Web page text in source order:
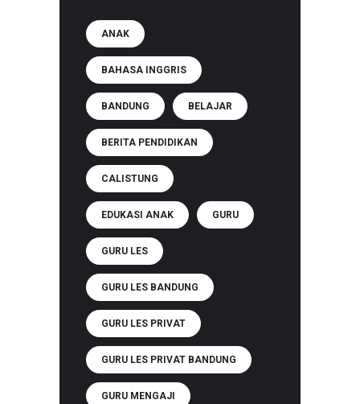
ANAK
BAHASA INGGRIS
BANDUNG BELAJAR
BERITA PENDIDIKAN
CALISTUNG
EDUKASI ANAK GURU
GURU LES
GURU LES BANDUNG
GURU LES PRIVAT
GURU LES PRIVAT BANDUNG
GURU MENGAJI